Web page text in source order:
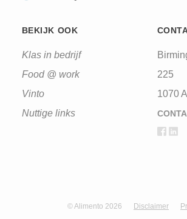
BEKIJK OOK
Klas in bedrijf
Food @ work
Vinto
Nuttige links
225
1070
© Alimento 2026 Disclaimer